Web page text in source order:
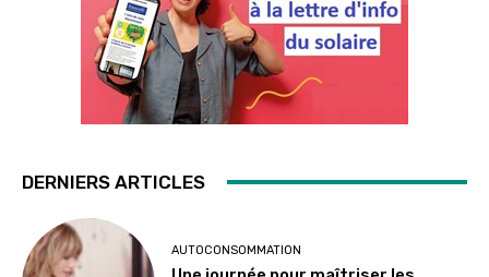
DERNIERS ARTICLES
AUTOCONSOMMATION